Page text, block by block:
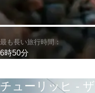
最も長い旅行時間：
6時50分
チューリッヒ -